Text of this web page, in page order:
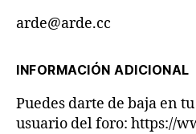
arde@arde.cc
INFORMACIÓN ADICIONAL
Puedes darte de baja en
usuario del foro: https://